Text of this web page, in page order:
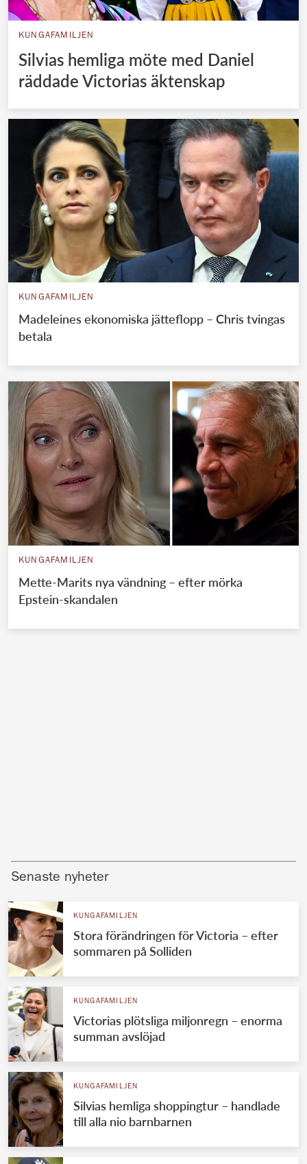
KUNGAFAMILJEN
Silvias hemliga möte med Daniel
räddade Victorias äktenskap
KUNGAFAMILJEN
Madeleines ekonomiska jätteflopp – Chris tvingas
betala
KUNGAFAMILJEN
Mette-Marits nya vändning – efter mörka
Epstein-skandalen
Senaste nyheter
KUNGAFAMILJEN
Stora förändringen för Victoria – efter
sommaren på Solliden
KUNGAFAMILJEN
Victorias plötsliga miljonregn – enorma
summan avslöjad
KUNGAFAMILJEN
Silvias hemliga shoppingtur – handlade
till alla nio barnbarnen